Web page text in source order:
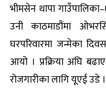
भीमसेन थापा
उनी काठमाडौंमा
घरपरिवारमा जन्मेका
आयो । प्रक्रिया अघि
रोजगारीका लागि यूएई उडे ।